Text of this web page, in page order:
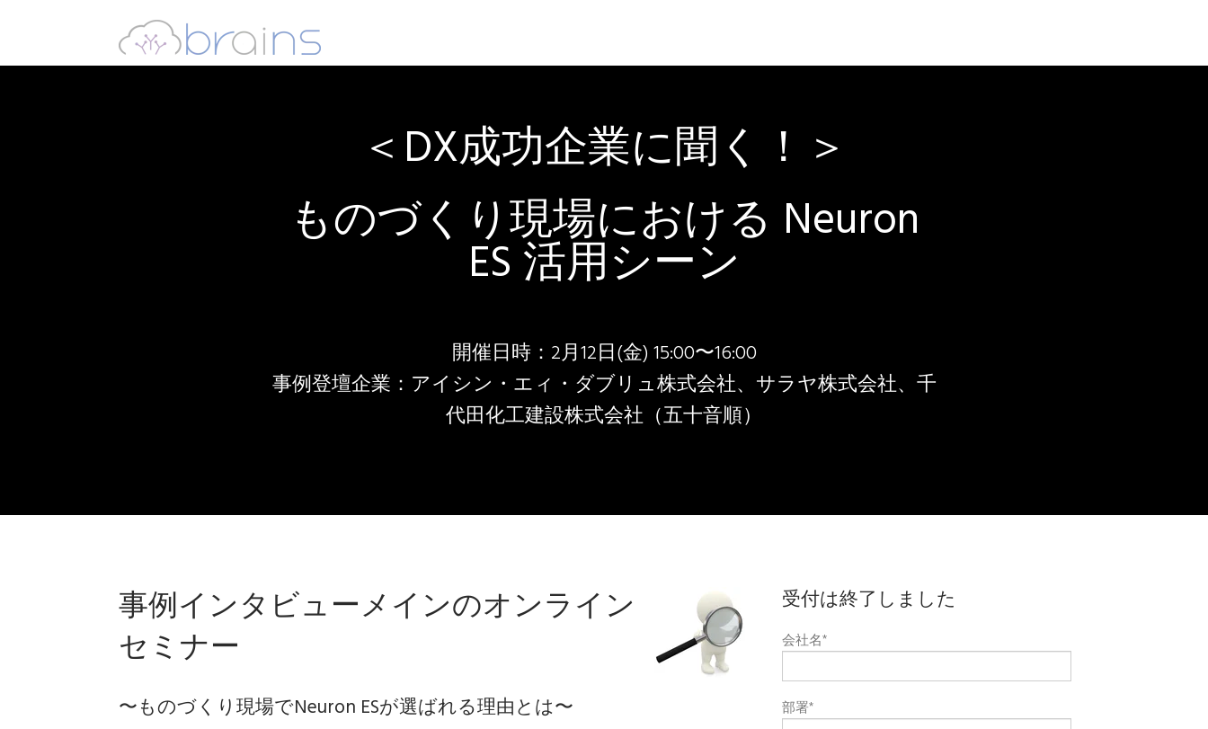
＜DX成功企業に聞く！＞
ものづくり現場における Neuron
ES 活用シーン
開催日時：2月12日(金) 15:00〜16:00
事例登壇企業：アイシン・エィ・ダブリュ株式会社、サラヤ株式会社、千
代田化工建設株式会社（五十音順）
事例インタビューメインのオンライン
セミナー
〜ものづくり現場でNeuron ESが選ばれる理由とは〜
受付は終了しました
会社名*
部署*